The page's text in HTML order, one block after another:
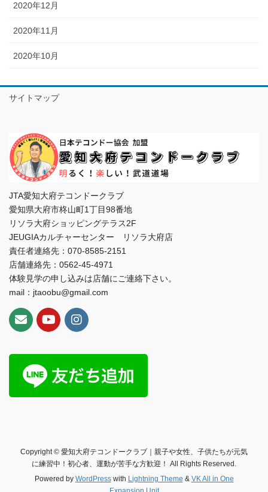
2020年12月
2020年11月
2020年10月
サイトマップ
JTA愛知大府テコンドークラブ
愛知県大府市柊山町1丁目98番地
リソラ大府ショッピングテラス2F
JEUGIAカルチャーセンター リソラ大府店
責任者連絡先：070-8585-2151
店舗連絡先：0562-45-4971
体験見学の申し込みは店舗にご連絡下さい。
mail：jtaoobu@gmail.com
Copyright © 愛知大府テコンドークラブ｜親子や女性、子供たちが元気
に練習中！初心者、運動が苦手な方歓迎！ All Rights Reserved.
Powered by WordPresswith Lightning Theme & VK All in One